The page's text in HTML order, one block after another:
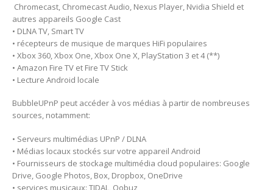
Chromecast, Chromecast Audio, Nexus Player, Nvidia Shield et
autres appareils Google Cast
• DLNA TV, Smart TV
• récepteurs de musique de marques HiFi populaires
• Xbox 360, Xbox One, Xbox One X, PlayStation 3 et 4 (**)
• Amazon Fire TV et Fire TV Stick
• Lecture Android locale
BubbleUPnP peut accéder à vos médias à partir de nombreuses
sources, notamment:
• Serveurs multimédias UPnP / DLNA
• Médias locaux stockés sur votre appareil Android
• Fournisseurs de stockage multimédia cloud populaires: Google
Drive, Google Photos, Box, Dropbox, OneDrive
• services musicaux: TIDAL, Qobuz